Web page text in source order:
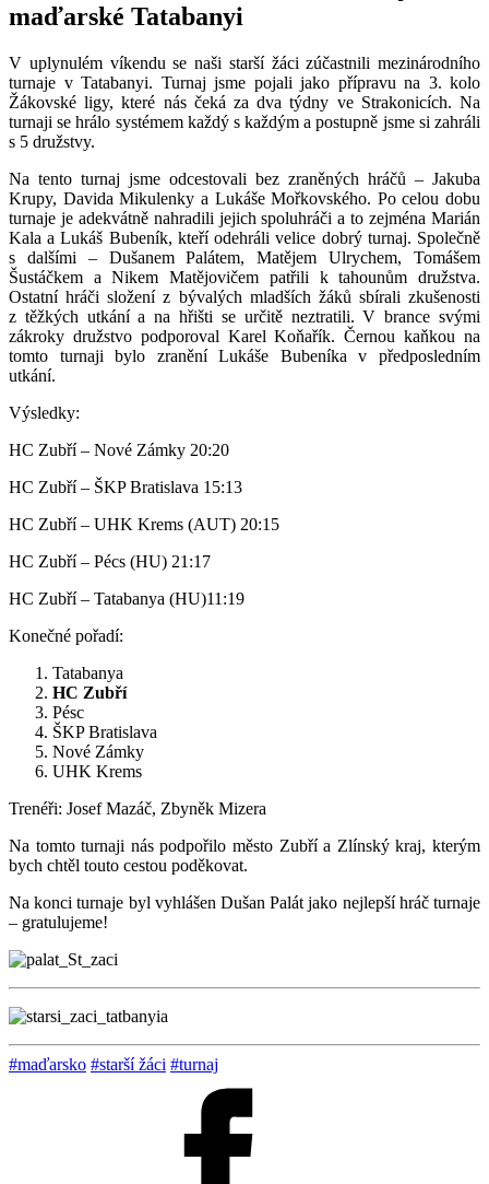
maďarské Tatabanyi
V uplynulém víkendu se naši starší žáci zúčastnili mezinárodního
turnaje v Tatabanyi. Turnaj jsme pojali jako přípravu na 3. kolo
Žákovské ligy, které nás čeká za dva týdny ve Strakonicích. Na
turnaji se hrálo systémem každý s každým a postupně jsme si zahráli
s 5 družstvy.
Na tento turnaj jsme odcestovali bez zraněných hráčů – Jakuba
Krupy, Davida Mikulenky a Lukáše Mořkovského. Po celou dobu
turnaje je adekvátně nahradili jejich spoluhráči a to zejména Marián
Kala a Lukáš Bubeník, kteří odehráli velice dobrý turnaj. Společně
s dalšími – Dušanem Palátem, Matějem Ulrychem, Tomášem
Šustáčkem a Nikem Matějovičem patřili k tahounům družstva.
Ostatní hráči složení z bývalých mladších žáků sbírali zkušenosti
z těžkých utkání a na hřišti se určitě neztratili. V brance svými
zákroky družstvo podporoval Karel Koňařík. Černou kaňkou na
tomto turnaji bylo zranění Lukáše Bubeníka v předposledním
utkání.
Výsledky:
HC Zubří – Nové Zámky 20:20
HC Zubří – ŠKP Bratislava 15:13
HC Zubří – UHK Krems (AUT) 20:15
HC Zubří – Pécs (HU) 21:17
HC Zubří – Tatabanya (HU)11:19
Konečné pořadí:
Tatabanya
HC Zubří
Pésc
ŠKP Bratislava
Nové Zámky
UHK Krems
Trenéři: Josef Mazáč, Zbyněk Mizera
Na tomto turnaji nás podpořilo město Zubří a Zlínský kraj, kterým
bych chtěl touto cestou poděkovat.
Na konci turnaje byl vyhlášen Dušan Palát jako nejlepší hráč turnaje
– gratulujeme!
#maďarsko #starší žáci #turnaj